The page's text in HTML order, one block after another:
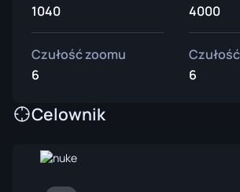
1040
4000
Czułość zoomu
6
6
Celownik